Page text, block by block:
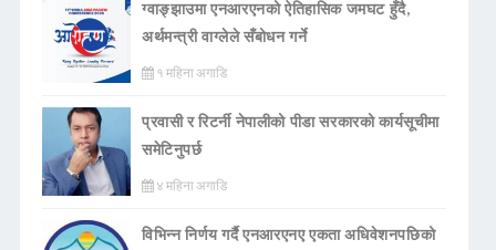
ग्वाङ्झाउमा एनआरएनको ऐतिहासिक जमघट हुँदै,
अर्थमन्त्री वाग्लेले सँबोधन गर्ने
१ महिना अगाडि
प्रवासी र रिटर्नी नेपालीको पीडा सरकारको कार्यसूचीमा
समेटिनुपर्छ
४ महिना अगाडि
विभिन्न निर्णय गर्दै एनआरएनए एकता अधिवेशनपछिको